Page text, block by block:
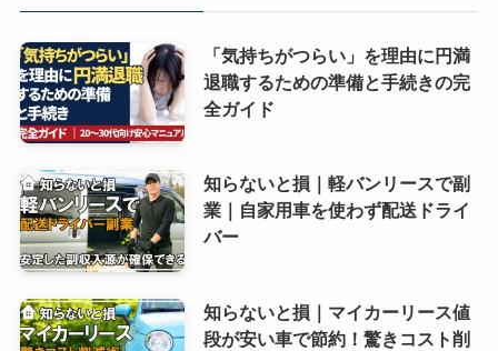
「気持ちがつらい」を理由に円満
退職するための準備と手続きの完
全ガイド
知らないと損｜軽バンリースで副
業｜自家用車を使わず配送ドライ
バー
知らないと損｜マイカーリース値
段が安い車で節約！驚きコスト削